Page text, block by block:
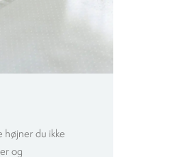
højner du ikke
og